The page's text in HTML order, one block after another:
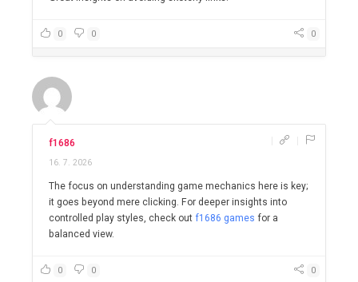
0 0 0
f1686
16. 7. 2026
The focus on understanding game mechanics here is key;
it goes beyond mere clicking. For deeper insights into
controlled play styles, check out f1686 games for a
balanced view.
0 0 0